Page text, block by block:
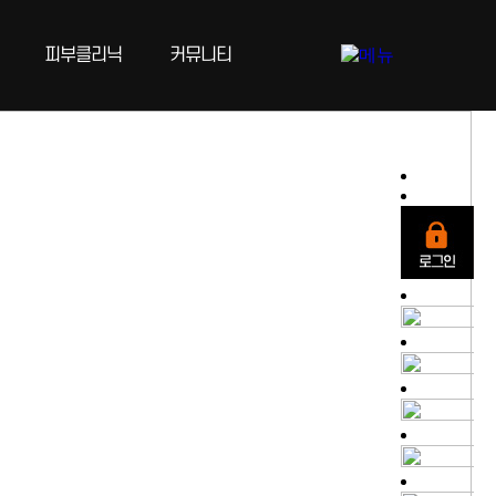
피부클리닉 커뮤니티